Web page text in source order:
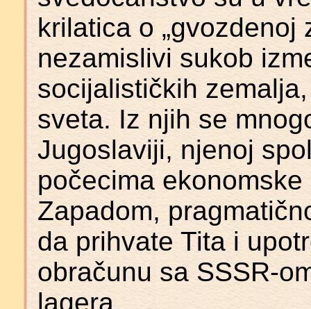
krilatica o „gvozdenoj
nezamislivi sukob
socijalističkih
sveta. Iz njih se
Jugoslaviji, njenoj
počecima
Zapadom,
da prihvate Tita i
obračunu sa SSSR-
lagera.